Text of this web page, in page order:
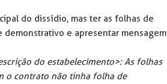
do dissídio, mas ter as folhas de
e apresentar mensagem
do estabelecimento>: As folhas
o contrato não tinha folha de